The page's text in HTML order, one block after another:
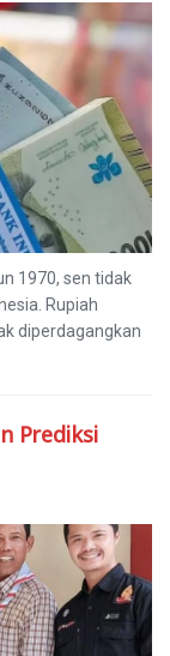
1970, sen tidak
Rupiah
diperdagangkan
Prediksi